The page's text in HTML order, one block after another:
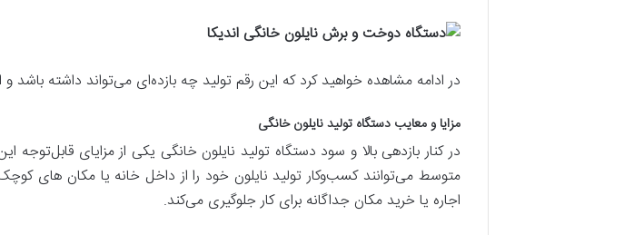
در ادامه مشاهده خواهید کرد که این رقم تولید چه بازده‌ای می‌تواند داشته باشد
مزایا و معایب دستگاه تولید نایلون خانگی
در کنار بازدهی بالا و سود دستگاه تولید نایلون خانگی یکی از مزایای
متوسط می‌توانند کسب‌وکار تولید نایلون خود را از داخل خانه یا مکان های کوچک
اجاره یا خرید مکان جداگانه برای کار جلوگیری می‌کند.